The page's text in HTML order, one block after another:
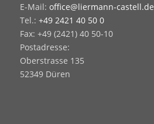
E-Mail: office@liermann-castell.de
Tel.: +49 2421 40 50 0
Fax: +49 (2421) 40 50-10
Postadresse:
Oberstrasse 135
52349 Düren